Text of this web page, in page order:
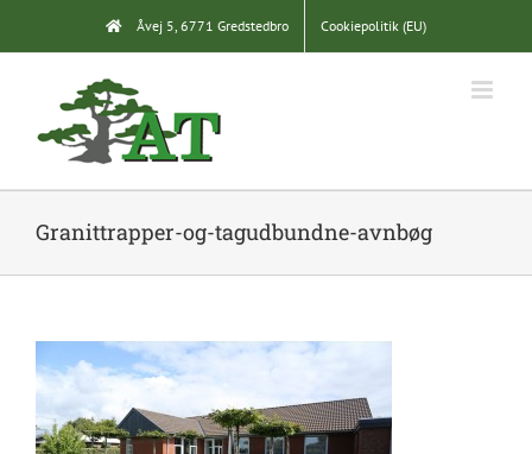
content
Åvej 5, 6771 Gredstedbro Cookiepolitik (EU)
Granittrapper-og-tagudbundne-avnbøg